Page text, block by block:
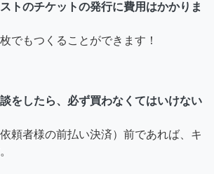
トのチケットの発行に費用はかかりま
でもつくることができます！
をしたら、必ず買わなくてはいけない
頼者様の前払い決済）前であれば、キ